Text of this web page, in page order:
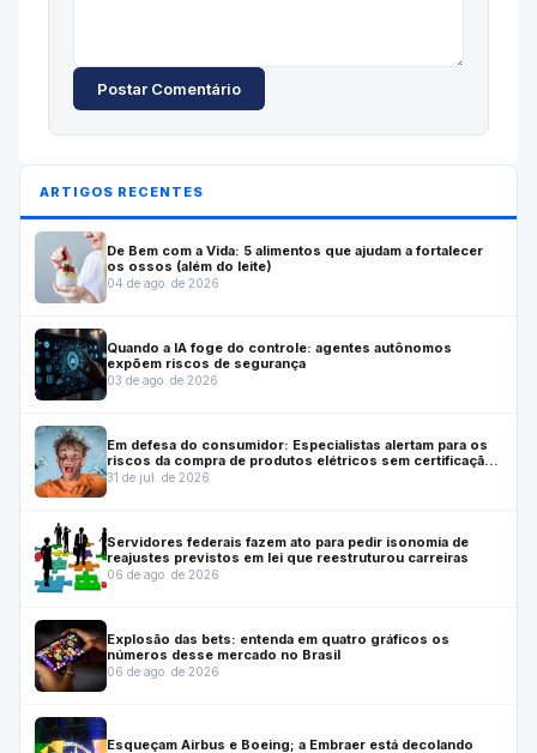
Postar Comentário
ARTIGOS RECENTES
De Bem com a Vida: 5 alimentos que ajudam a fortalecer
os ossos (além do leite)
04 de ago. de 2026
Quando a IA foge do controle: agentes autônomos
expõem riscos de segurança
03 de ago. de 2026
Em defesa do consumidor: Especialistas alertam para os
riscos da compra de produtos elétricos sem certificação
do Inmetro
31 de jul. de 2026
Servidores federais fazem ato para pedir isonomia de
reajustes previstos em lei que reestruturou carreiras
06 de ago. de 2026
Explosão das bets: entenda em quatro gráficos os
números desse mercado no Brasil
06 de ago. de 2026
Esqueçam Airbus e Boeing; a Embraer está decolando